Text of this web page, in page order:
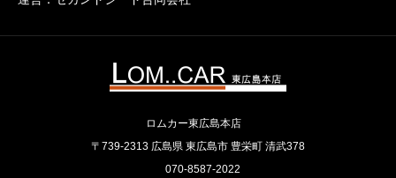
ロムカー東広島本店
〒739-2313 広島県 東広島市 豊栄町 清武378
070-8587-2022